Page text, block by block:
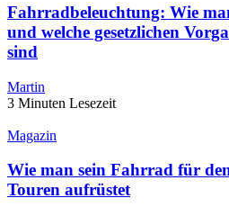
Fahrradbeleuchtung: Wie
und welche gesetzlichen
sind
Martin
3 Minuten Lesezeit
Magazin
Wie man sein Fahrrad für
Touren aufrüstet